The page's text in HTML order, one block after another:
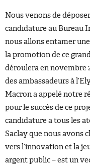
Nous venons de
candidature au Bureau
nous allons entamer
la promotion de ce
déroulera en novembre
des ambassadeurs à
Macron a appelé notre
pour le succès de ce
candidature a tous les
Saclay que nous avons
vers l’innovation et la
argent public – est un